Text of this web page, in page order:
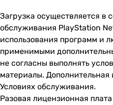
Загрузка осуществляется в
обслуживания PlayStation
использования программ и
применимыми
не согласны выполнять
материалы.
Условиях обслуживания.
Разовая лицензионная